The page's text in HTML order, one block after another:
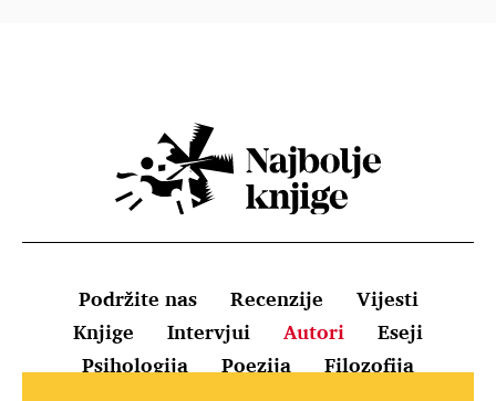
Podržite nas Recenzije
Vijesti
Knjige
Intervjui Autori
Eseji
Psihologija
Poezija Filozofija